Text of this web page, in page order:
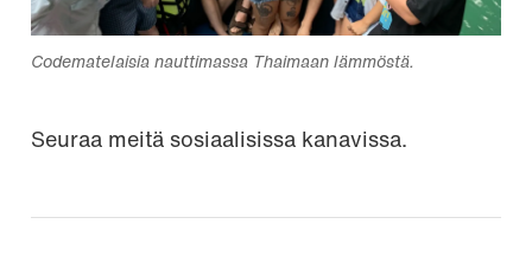
Codematelaisia nauttimassa Thaimaan lämmöstä.
Seuraa meitä sosiaalisissa kanavissa.